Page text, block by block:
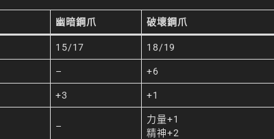
幽暗鋼爪 破壞鋼爪
15/17 18/19
– +6
+3 +1
–
力量+1
精神+2